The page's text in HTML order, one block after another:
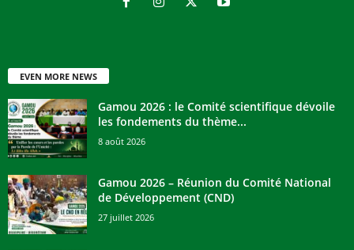
EVEN MORE NEWS
Gamou 2026 : le Comité scientifique dévoile
les fondements du thème...
8 août 2026
Gamou 2026 – Réunion du Comité National
de Développement (CND)
27 juillet 2026